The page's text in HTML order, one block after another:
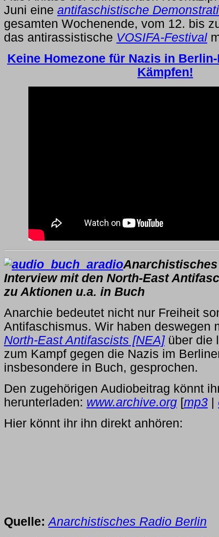
Juni eine antifaschistische
gesamten Wochenende, vom 12. bis
das antirassistische VOSIFA-Festival
Keine Homezone für Nazis in
Kämpfen!
Interview mit den North-East
zu Aktionen u.a. in Buch
Anarchie bedeutet nicht nur Freiheit
Antifaschismus. Wir haben deswegen
North-East Antifascists [NEA]über die
zum Kampf gegen die Nazis im
insbesondere in Buch, gesprochen.
Den zugehörigen Audiobeitrag könnt
herunterladen: www.archive.org [mp3
Hier könnt ihr ihn direkt anhören:
Quelle: Anarchistisches Radio Berlin